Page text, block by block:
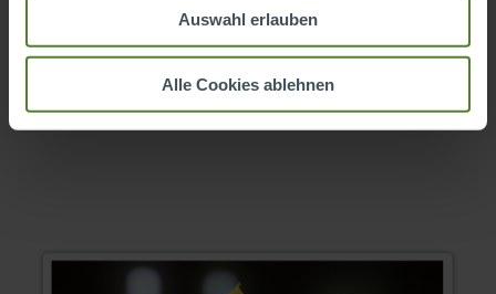
Auswahl erlauben
Alle Cookies ablehnen
Jetzt mehr erfahren
Kontakt aufnehmen